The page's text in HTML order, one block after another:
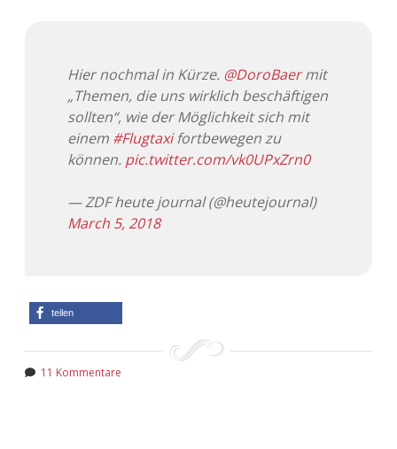
Hier nochmal in Kürze. @DoroBaermit
„Themen, die uns wirklich beschäftigen
sollten“, wie der Möglichkeit sich mit
einem #Flugtaxifortbewegen zu
können. pic.twitter.com/vk0UPxZrn0
— ZDF heute journal (@heutejournal)
March 5, 2018
teilen
11 Kommentare